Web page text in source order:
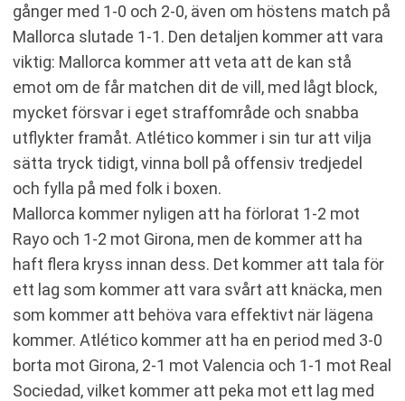
gånger med 1-0 och 2-0, även om höstens match på
Mallorca slutade 1-1. Den detaljen kommer att vara
viktig: Mallorca kommer att veta att de kan stå
emot om de får matchen dit de vill, med lågt block,
mycket försvar i eget straffområde och snabba
utflykter framåt. Atlético kommer i sin tur att vilja
sätta tryck tidigt, vinna boll på offensiv tredjedel
och fylla på med folk i boxen.
Mallorca kommer nyligen att ha förlorat 1-2 mot
Rayo och 1-2 mot Girona, men de kommer att ha
haft flera kryss innan dess. Det kommer att tala för
ett lag som kommer att vara svårt att knäcka, men
som kommer att behöva vara effektivt när lägena
kommer. Atlético kommer att ha en period med 3-0
borta mot Girona, 2-1 mot Valencia och 1-1 mot Real
Sociedad, vilket kommer att peka mot ett lag med